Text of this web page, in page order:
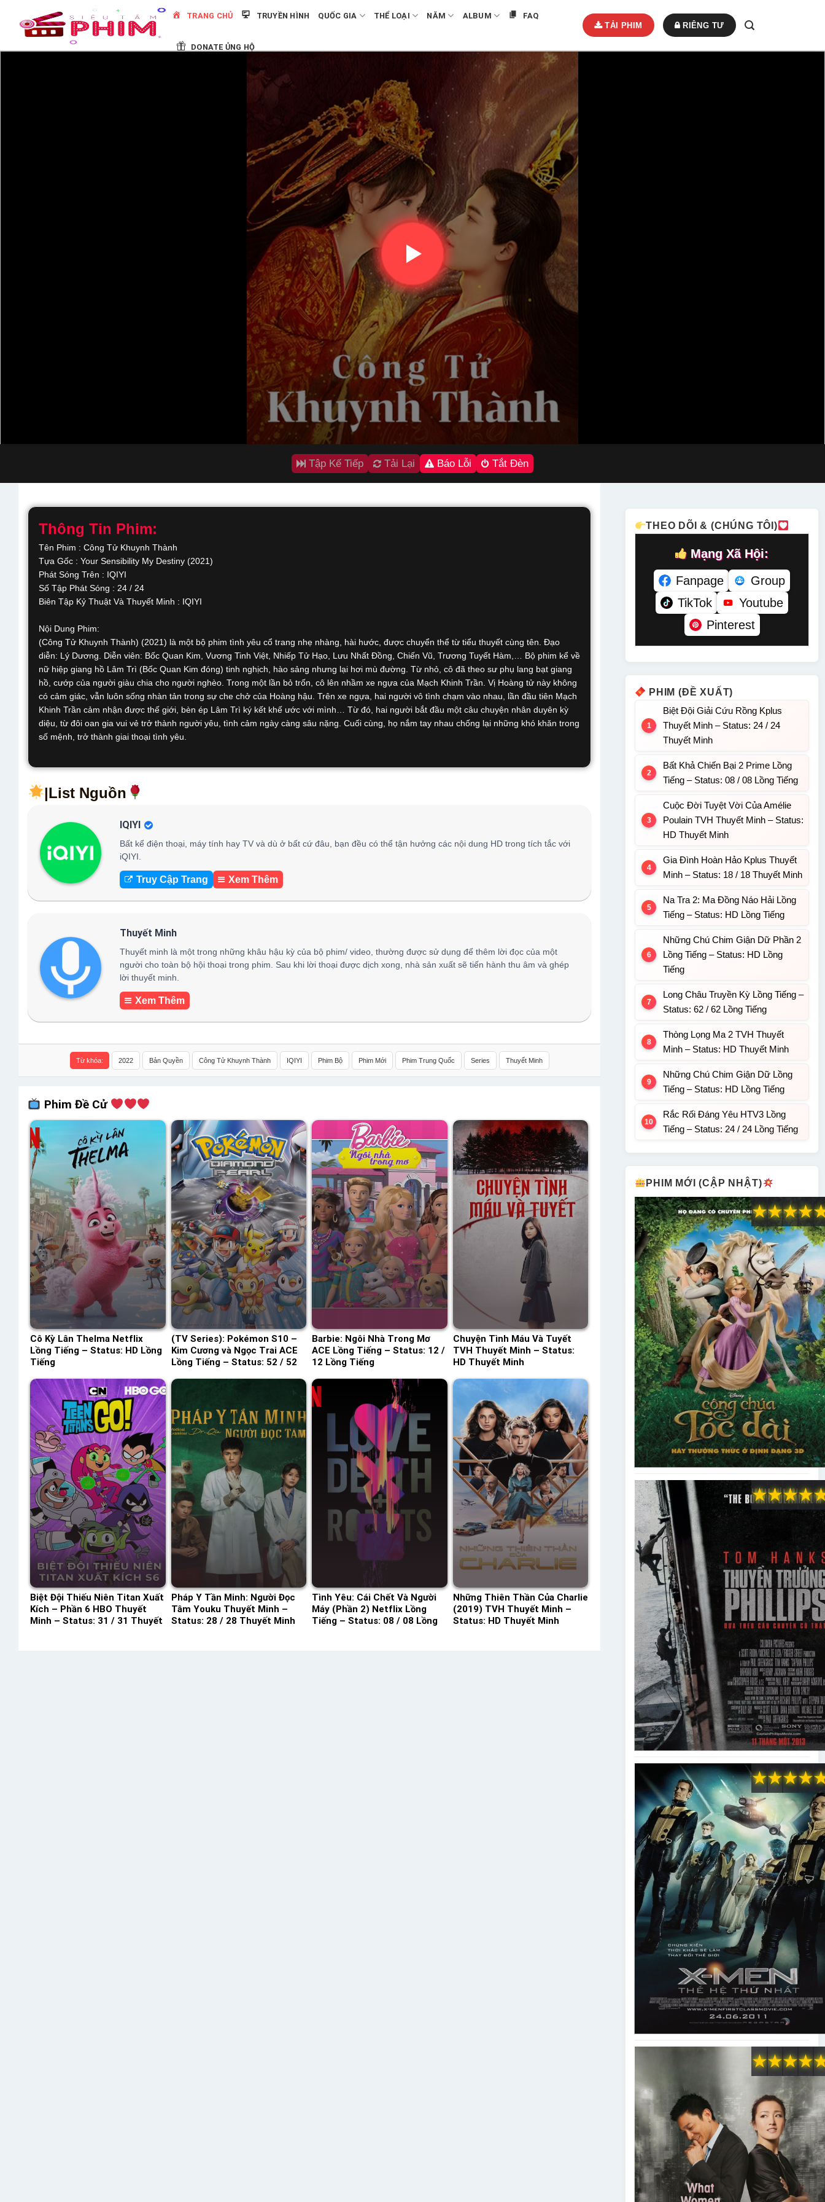
TRANG CHỦ TRUYỀN HÌNH QUỐC GIA THỂ LOẠI NĂM ALBUM FAQ
DONATE ỦNG HỘ
Tập Kế Tiếp Tải Lại Báo Lỗi Tắt Đèn
Thông Tin Phim:
Tên Phim : Công Tử Khuynh Thành
Tựa Gốc : Your Sensibility My Destiny (2021)
Phát Sóng Trên : IQIYI
Số Tập Phát Sóng : 24 / 24
Biên Tập Kỷ Thuật Và Thuyết Minh : IQIYI
Nội Dung Phim:
(Công Tử Khuynh Thành) (2021) là một bộ phim tình yêu cổ trang nhẹ nhàng, hài hước, được chuyển thể từ tiểu thuyết cùng tên. Đạo
diễn: Lý Dương. Diễn viên: Bốc Quan Kim, Vương Tinh Việt, Nhiếp Tử Hạo, Lưu Nhất Đồng, Chiến Vũ, Trương Tuyết Hàm,… Bộ phim kể về
nữ hiệp giang hồ Lâm Trì (Bốc Quan Kim đóng) tinh nghịch, hào sảng nhưng lại hơi mù đường. Từ nhỏ, cô đã theo sư phụ lang bạt giang
hồ, cướp của người giàu chia cho người nghèo. Trong một lần bỏ trốn, cô lên nhầm xe ngựa của Mạch Khinh Trần. Vị Hoàng tử này không
có cảm giác, vẫn luôn sống nhàn tản trong sự che chở của Hoàng hậu. Trên xe ngựa, hai người vô tình chạm vào nhau, lần đầu tiên Mạch
Khinh Trần cảm nhận được thế giới, bèn ép Lâm Trì ký kết khế ước với mình… Từ đó, hai người bắt đầu một câu chuyện nhân duyên kỳ
diệu, từ đôi oan gia vui vẻ trở thành người yêu, tình cảm ngày càng sâu nặng. Cuối cùng, họ nắm tay nhau chống lại những khó khăn trong
số mệnh, trở thành giai thoại tình yêu.
|List Nguồn
IQIYI
Bất kể điện thoại, máy tính hay TV và dù ở bất cứ đâu, bạn đều có thể tận hưởng các nội dung HD trong tích tắc với
iQIYI.
Truy Cập Trang Xem Thêm
Thuyết Minh
Thuyết minh là một trong những khâu hậu kỳ của bộ phim/ video, thường được sử dụng để thêm lời đọc của một
người cho toàn bộ hội thoại trong phim. Sau khi lời thoại được dịch xong, nhà sản xuất sẽ tiến hành thu âm và ghép
lời thuyết minh.
Xem Thêm
Từ khóa: 2022 Bản Quyền Công Tử Khuynh Thành IQIYI Phim Bộ Phim Mới Phim Trung Quốc Series Thuyết Minh
Phim Đề Cử
Cô Kỳ Lân Thelma Netflix
Lồng Tiếng – Status: HD Lồng
Tiếng
(TV Series): Pokémon S10 –
Kim Cương và Ngọc Trai ACE
Lồng Tiếng – Status: 52 / 52
Barbie: Ngôi Nhà Trong Mơ
ACE Lồng Tiếng – Status: 12 /
12 Lồng Tiếng
Chuyện Tình Máu Và Tuyết
TVH Thuyết Minh – Status:
HD Thuyết Minh
Biệt Đội Thiếu Niên Titan Xuất
Kích – Phần 6 HBO Thuyết
Minh – Status: 31 / 31 Thuyết
Pháp Y Tần Minh: Người Đọc
Tâm Youku Thuyết Minh –
Status: 28 / 28 Thuyết Minh
Tình Yêu: Cái Chết Và Người
Máy (Phần 2) Netflix Lồng
Tiếng – Status: 08 / 08 Lồng
Những Thiên Thần Của Charlie
(2019) TVH Thuyết Minh –
Status: HD Thuyết Minh
THEO DÕI & (CHÚNG TÔI)
Mạng Xã Hội:
Fanpage
Group
TikTok
Youtube
Pinterest
PHIM (ĐỀ XUẤT)
Biệt Đội Giải Cứu Rồng Kplus
Thuyết Minh – Status: 24 / 24
Thuyết Minh
Bất Khả Chiến Bại 2 Prime Lồng
Tiếng – Status: 08 / 08 Lồng Tiếng
Cuộc Đời Tuyệt Vời Của Amélie
Poulain TVH Thuyết Minh – Status:
HD Thuyết Minh
Gia Đình Hoàn Hảo Kplus Thuyết
Minh – Status: 18 / 18 Thuyết Minh
Na Tra 2: Ma Đồng Náo Hải Lồng
Tiếng – Status: HD Lồng Tiếng
Những Chú Chim Giận Dữ Phần 2
Lồng Tiếng – Status: HD Lồng
Tiếng
Long Châu Truyền Kỳ Lồng Tiếng –
Status: 62 / 62 Lồng Tiếng
Thòng Lọng Ma 2 TVH Thuyết
Minh – Status: HD Thuyết Minh
Những Chú Chim Giận Dữ Lồng
Tiếng – Status: HD Lồng Tiếng
Rắc Rối Đáng Yêu HTV3 Lồng
Tiếng – Status: 24 / 24 Lồng Tiếng
PHIM MỚI (CẬP NHẬT)
★
★
★
★
★
★
★
★
★
★
★
★
★
★
★
★